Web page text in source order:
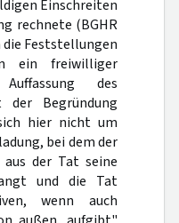
Einschreiten
rechnete (BGHR
Feststellungen
ein freiwilliger
des
Begründung
hier nicht um
bei dem der
der Tat seine
und die Tat
wenn auch